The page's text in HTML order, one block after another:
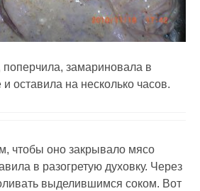
замариновала в
оставила на несколько часов.
чтобы оно закрывало мясо
в разогретую духовку. Через
выделившимся соком. Вот